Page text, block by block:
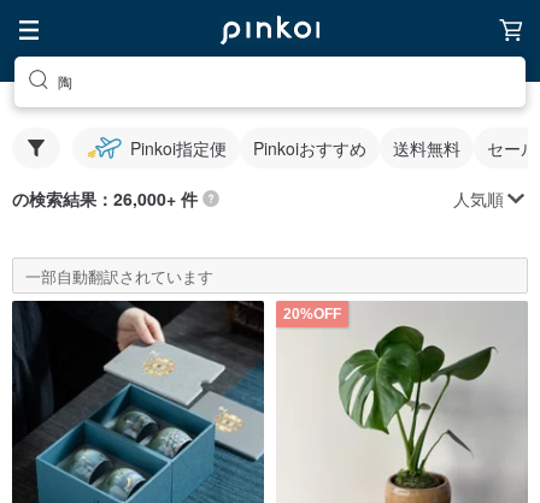
陶
Pinkoi指定便 Pinkoiおすすめ 送料無料 セー
の検索結果：26,000+ 件 人気順
一部自動翻訳されています
20%OFF